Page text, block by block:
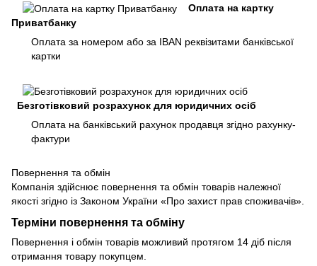
Оплата на картку
Приватбанку
Оплата за номером або за IBAN реквізитами банківської
картки
Безготівковий розрахунок для юридичних осіб
Оплата на банківський рахунок продавця згідно рахунку-
фактури
Повернення та обмін
Компанія здійснює повернення та обмін товарів належної
якості згідно із Законом України «Про захист прав споживачів».
Терміни повернення та обміну
Повернення і обмін товарів можливий протягом 14 діб після
отримання товару покупцем.